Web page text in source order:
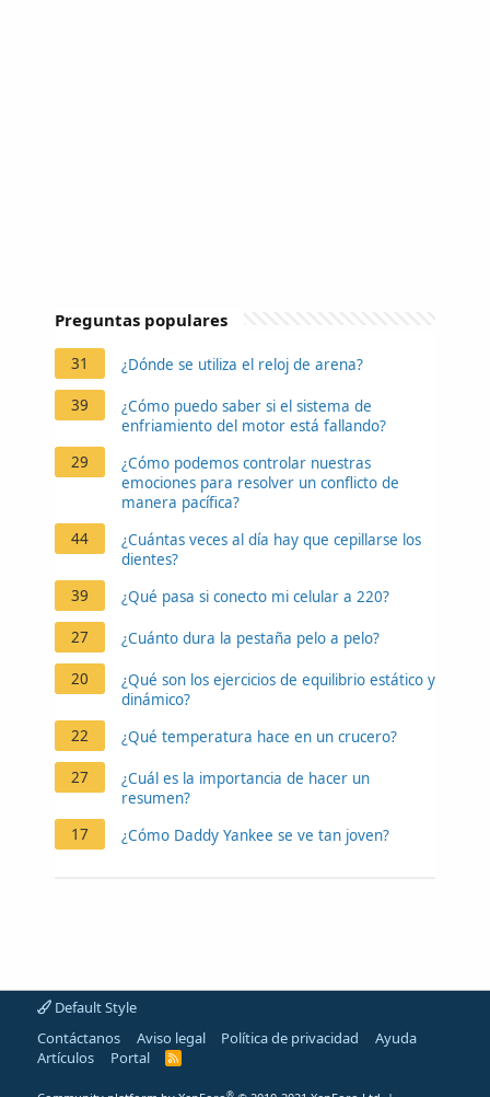
Preguntas populares
31 ¿Dónde se utiliza el reloj de arena?
39
¿Cómo puedo saber si el sistema de
enfriamiento del motor está fallando?
29
¿Cómo podemos controlar nuestras
emociones para resolver un conflicto de
manera pacífica?
44
¿Cuántas veces al día hay que cepillarse los
dientes?
39
¿Qué pasa si conecto mi celular a 220?
27 ¿Cuánto dura la pestaña pelo a pelo?
20
¿Qué son los ejercicios de equilibrio estático y
dinámico?
22
¿Qué temperatura hace en un crucero?
27
¿Cuál es la importancia de hacer un
resumen?
17
¿Cómo Daddy Yankee se ve tan joven?
Default Style
Contáctanos
Aviso legal Política de privacidad
Ayuda
Artículos
Portal
R
®